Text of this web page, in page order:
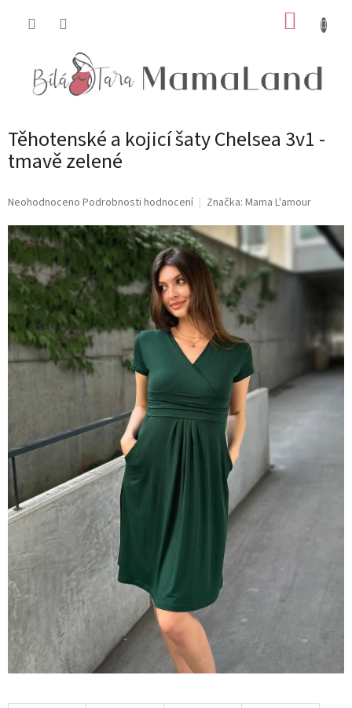
Těhotenské a kojicí šaty Chelsea 3v1 -
tmavě zelené
Průměrné
produktu
je
0,0
z
5
hvězdiček.
Neohodnoceno Podrobnosti hodnocení Značka: Mama L'amour